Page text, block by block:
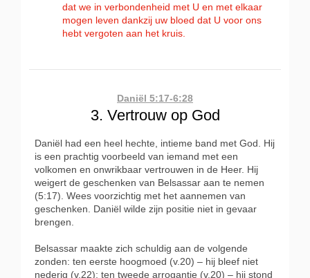
dat we in verbondenheid met U en met elkaar
mogen leven dankzij uw bloed dat U voor ons
hebt vergoten aan het kruis.
Daniël 5:17-6:28
3. Vertrouw op God
Daniël had een heel hechte, intieme band met God. Hij
is een prachtig voorbeeld van iemand met een
volkomen en onwrikbaar vertrouwen in de Heer. Hij
weigert de geschenken van Belsassar aan te nemen
(5:17). Wees voorzichtig met het aannemen van
geschenken. Daniël wilde zijn positie niet in gevaar
brengen.
Belsassar maakte zich schuldig aan de volgende
zonden: ten eerste hoogmoed (v.20) – hij bleef niet
nederig (v.22); ten tweede arrogantie (v.20) – hij stond